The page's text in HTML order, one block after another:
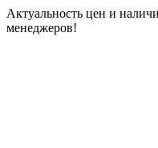
Актуальность цен и
менеджеров!